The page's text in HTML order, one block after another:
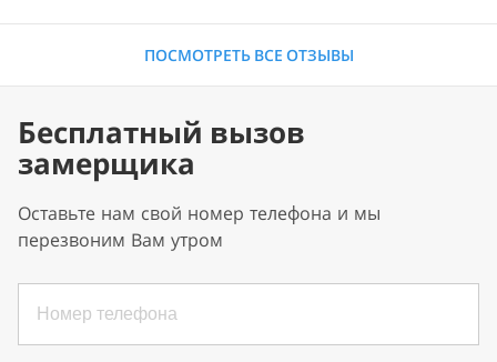
ПОСМОТРЕТЬ ВСЕ ОТЗЫВЫ
Бесплатный вызов
замерщика
Оставьте нам свой номер телефона и мы
перезвоним Вам утром